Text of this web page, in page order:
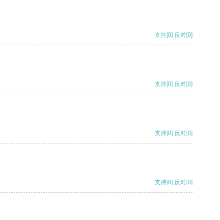
支持[0] 反对[0]
支持[0] 反对[0]
支持[0] 反对[0]
支持[0] 反对[0]